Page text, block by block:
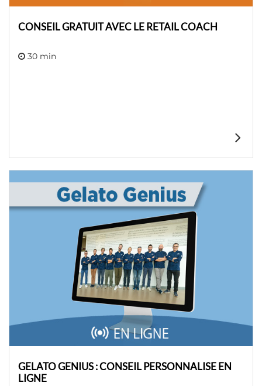
CONSEIL GRATUIT AVEC LE RETAIL COACH
30 min
GELATO GENIUS : CONSEIL PERSONNALISE EN
LIGNE